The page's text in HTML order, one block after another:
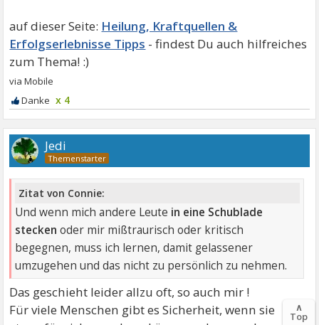
Heilung, Kraftquellen &
Erfolgserlebnisse Tipps
x 4
Jedi
Zitat von Connie:
Und wenn mich andere Leute in eine Schublade
stecken oder mir mißtraurisch oder kritisch
begegnen, muss ich lernen, damit gelassener
umzugehen und das nicht zu persönlich zu nehmen.
Das geschieht leider allzu oft, so auch mir !
Für viele Menschen gibt es Sicherheit, wenn sie
∧
Top